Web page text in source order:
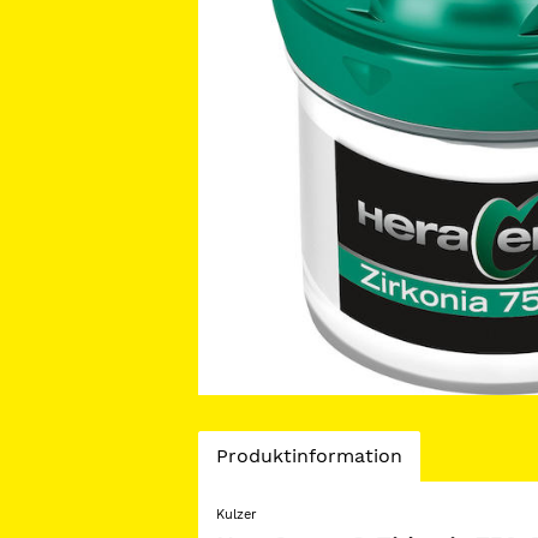
Current
Produktinformation
Kulzer